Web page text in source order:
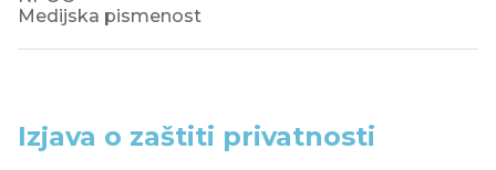
Medijska pismenost
Izjava o zaštiti privatnosti